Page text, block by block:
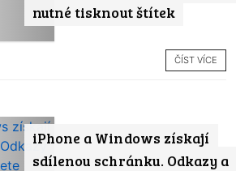
nutné tisknout štítek
ČÍST VÍCE
iPhone a Windows získají
sdílenou schránku. Odkazy a